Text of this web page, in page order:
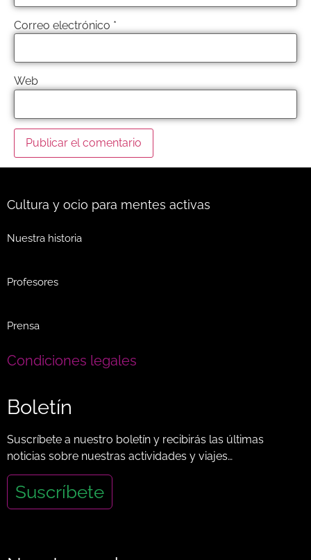
Correo electrónico *
Web
Cultura y ocio para mentes activas
Nuestra historia
Profesores
Prensa
Condiciones legales
Boletín
Suscríbete a nuestro boletín y recibirás las últimas
noticias sobre nuestras actividades y viajes…
Suscríbete